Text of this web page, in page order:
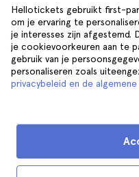
Hellotickets gebruikt first-
om je ervaring te
je interesses zijn
je cookievoorkeuren aan te
gebruik van je
personaliseren zoals
privacybeleid en de
Voorwaarden
Juridische kennisgeving
Cookies
Help